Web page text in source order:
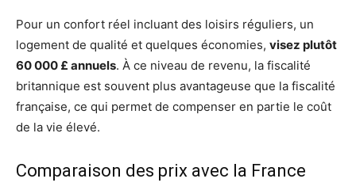
Pour un confort réel incluant des loisirs réguliers, un
logement de qualité et quelques économies, visez plutôt
60 000 £ annuels. À ce niveau de revenu, la fiscalité
britannique est souvent plus avantageuse que la fiscalité
française, ce qui permet de compenser en partie le coût
de la vie élevé.
Comparaison des prix avec la France